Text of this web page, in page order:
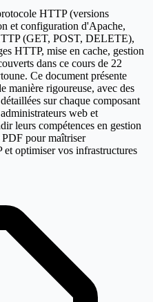
HTTP (versions
et configuration d'Apache,
(GET, POST, DELETE),
HTTP, mise en cache, gestion
dans ce cours de 22
Ce document présente
manière rigoureuse, avec des
sur chaque composant
web et
leurs compétences en gestion
pour maîtriser
optimiser vos infrastructures